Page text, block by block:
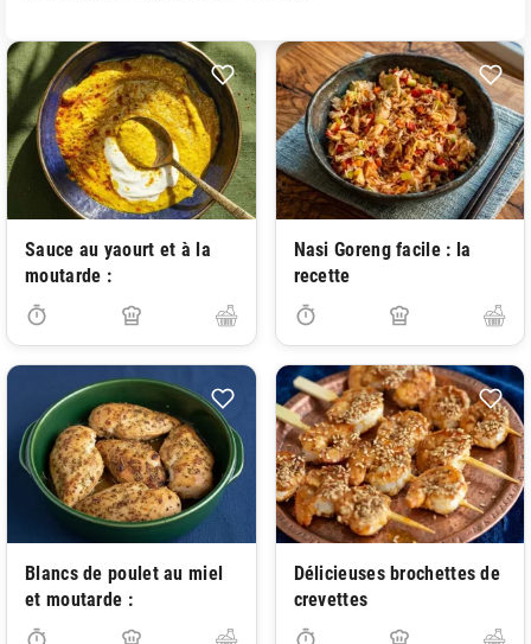
Sauce au yaourt et à la
moutarde :
Nasi Goreng facile : la
recette
Blancs de poulet au miel
et moutarde :
Délicieuses brochettes de
crevettes